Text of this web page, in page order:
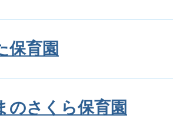
保育園
のさくら保育園